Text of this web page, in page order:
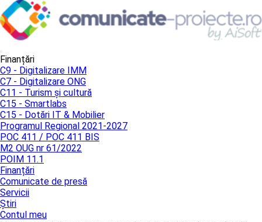
Finanțări
C9 - Digitalizare IMM
C7 - Digitalizare ONG
C11 - Turism și cultură
C15 - Smartlabs
C15 - Dotări IT & Mobilier
Programul Regional 2021-2027
POC 411 / POC 411 BIS
M2 OUG nr 61/2022
POIM 11.1
Finanțări
Comunicate de presă
Servicii
Știri
Contul meu